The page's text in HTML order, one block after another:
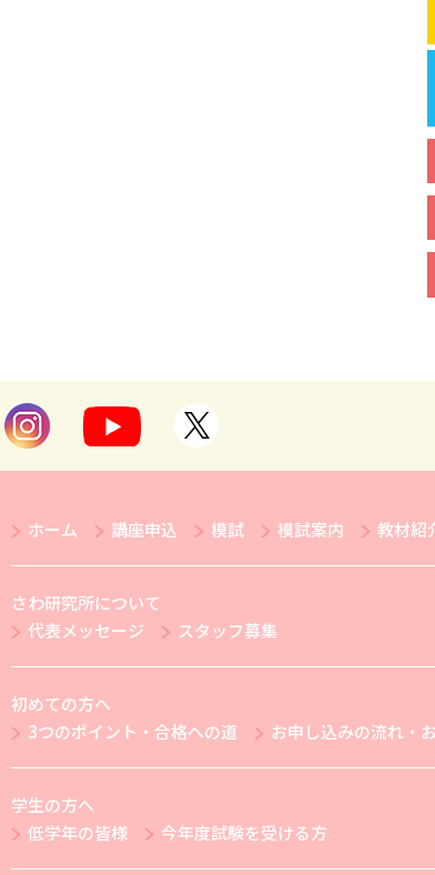
ホーム 講座申込 模試 模試案内 教材紹
さわ研究所について
代表メッセージ
スタッフ募集
初めての方へ
3つのポイント・合格への道
お申し込みの流れ・
学生の方へ
低学年の皆様
今年度試験を受ける方